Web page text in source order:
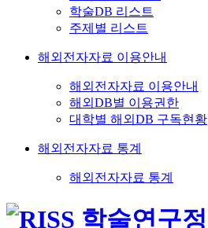
학술DB 리스트
주제별 리스트
해외전자자료 이용안내
해외전자자료 이용안내
해외DB별 이용권한
대학별 해외DB 구독현황
해외전자자료 통계
해외전자자료 통계